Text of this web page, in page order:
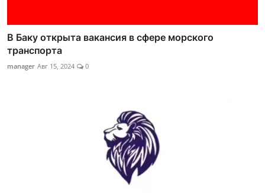
В Баку открыта вакансия в сфере морского
транспорта
manager Авг 15, 2024 0